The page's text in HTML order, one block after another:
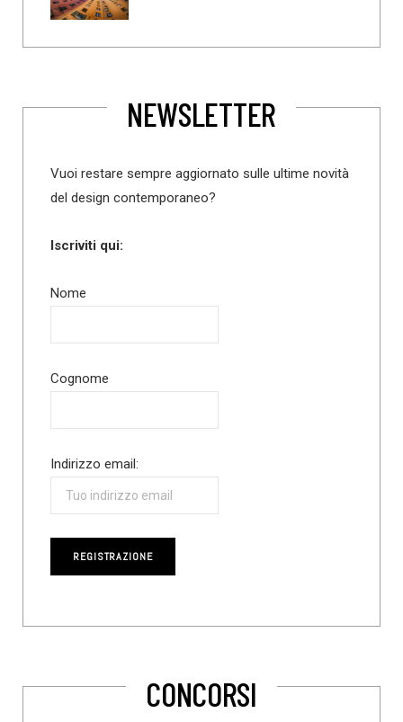
NEWSLETTER
Vuoi restare sempre aggiornato sulle ultime novità
del design contemporaneo?
Iscriviti qui:
Nome
Cognome
Indirizzo email:
CONCORSI